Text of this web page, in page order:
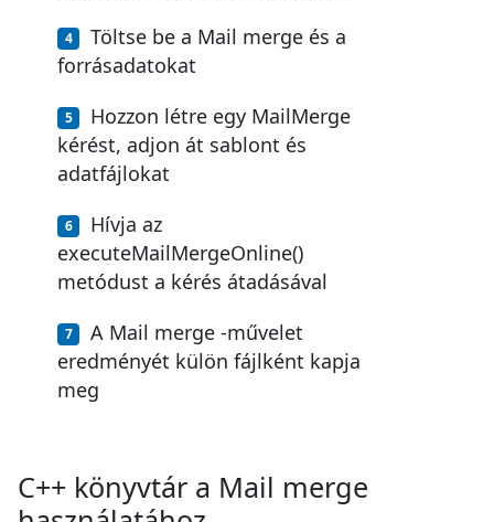
Töltse be a Mail merge és a
forrásadatokat
Hozzon létre egy MailMerge
kérést, adjon át sablont és
adatfájlokat
Hívja az
executeMailMergeOnline()
metódust a kérés átadásával
A Mail merge -művelet
eredményét külön fájlként kapja
meg
C++ könyvtár a Mail merge